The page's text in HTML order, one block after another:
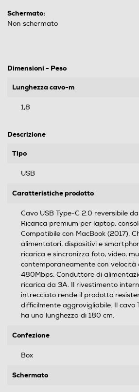
Schermato:
Non schermato
Dimensioni - Peso
Lunghezza cavo-m
1,8
Descrizione
Tipo
USB
Caratteristiche prodotto
Cavo USB Type-C 2.0 reversibile
Ricarica premium per laptop,
Compatibile con MacBook (2017),
alimentatori, dispositivi e
ricarica e sincronizza foto, video,
contemporaneamente con velocità
480Mbps. Conduttore di
ricarica da 3A. Il rivestimento
intrecciato rende il prodotto
difficilmente aggrovigliabile. Il cavo
ha una lunghezza di 180 cm.
Confezione
Box
Schermato